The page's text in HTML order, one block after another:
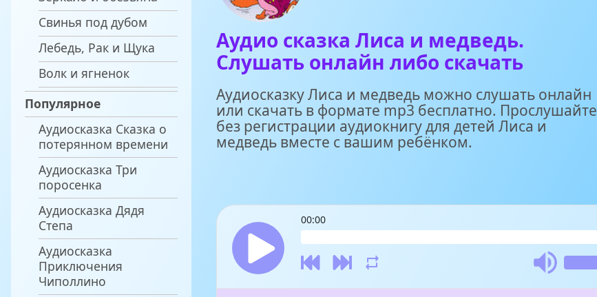
Свинья под дубом
Лебедь, Рак и Щука
Волк и ягненок
Популярное
Аудиосказка Сказка о
потерянном времени
Аудиосказка Три
поросенка
Аудиосказка Дядя
Степа
Аудиосказка
Приключения
Чиполлино
Аудио сказка Лиса и медведь.
Слушать онлайн либо скачать
Аудиосказку Лиса и медведь можно слушать онлайн
или скачать в формате mp3 бесплатно. Прослушайте
без регистрации аудиокнигу для детей Лиса и
медведь вместе с вашим ребёнком.
00:00